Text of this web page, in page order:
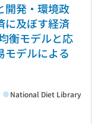
開発・環境政
に及ぼす経済
衡モデルと応
モデルによる
National Diet Library